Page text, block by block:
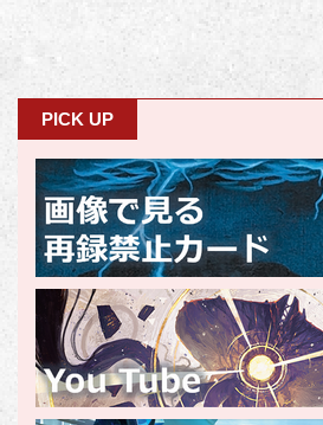
PICK UP